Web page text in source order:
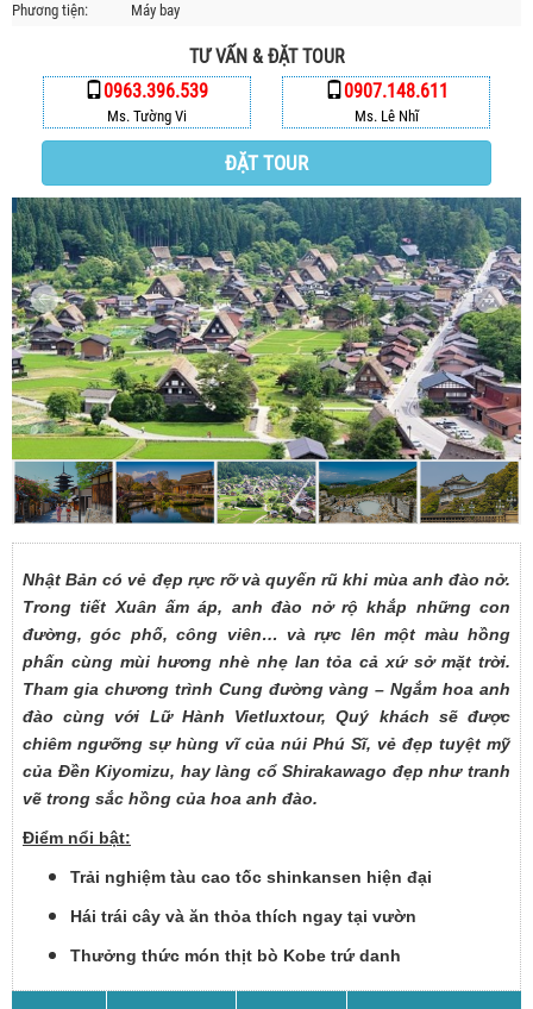
Phương tiện:
Máy bay
TƯ VẤN & ĐẶT TOUR
0963.396.539
Ms. Tường Vi
0907.148.611
Ms. Lê Nhĩ
ĐẶT TOUR
Nhật Bản có vẻ đẹp rực rỡ và quyến rũ khi mùa anh đào nở.
Trong tiết Xuân ấm áp, anh đào nở rộ khắp những con
đường, góc phố, công viên… và rực lên một màu hồng
phấn cùng mùi hương nhè nhẹ lan tỏa cả xứ sở mặt trời.
Tham gia chương trình Cung đường vàng – Ngắm hoa anh
đào cùng với Lữ Hành Vietluxtour, Quý khách sẽ được
chiêm ngưỡng sự hùng vĩ của núi Phú Sĩ, vẻ đẹp tuyệt mỹ
của Đền Kiyomizu, hay làng cổ Shirakawago đẹp như tranh
vẽ trong sắc hồng của hoa anh đào.
Điểm nổi bật:
Trải nghiệm tàu cao tốc shinkansen hiện đại
Hái trái cây và ăn thỏa thích ngay tại vườn
Thưởng thức món thịt bò Kobe trứ danh